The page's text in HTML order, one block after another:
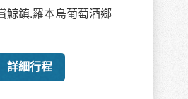
鯨鎮.羅本島葡萄酒鄉
詳細行程